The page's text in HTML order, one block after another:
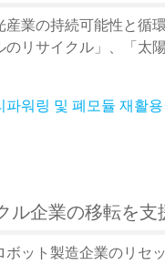
産業の持続可能性と循
のリサイクル」、「太
워링 및 폐모듈 재활
企業の移転を支
ボット製造企業のリセ